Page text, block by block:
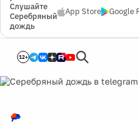
Слушайте
Серебряный
дождь
App Store Google
12+